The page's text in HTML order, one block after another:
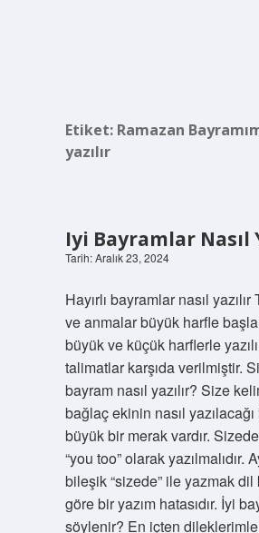
Etiket: Ramazan
yazılır
Iyi Bayramlar Nasıl
Tarih: Aralık 23, 2024
Hayırlı bayramlar nasıl
ve anmalar büyük harfle
büyük ve küçük harflerle
talimatlar karşıda verilmiştir.
bayram nasıl yazılır? Size
bağlaç ekinin nasıl
büyük bir merak vardır.
“you too” olarak yazılmalıdır.
bileşik “sizede” ile yazmak dil
göre bir yazım hatasıdır. İyi
söylenir? En içten dileklerimle